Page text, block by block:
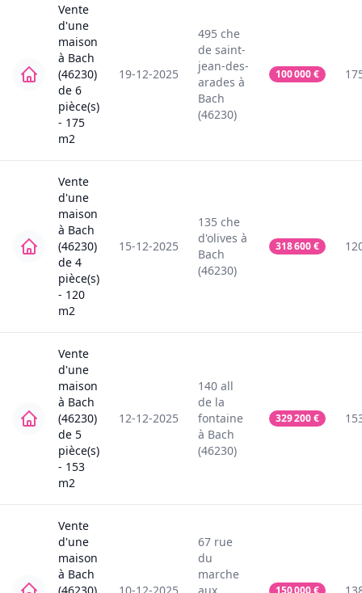
Vente
d'une
maison
à Bach
(46230)
de 6
pièce(s)
- 175
m2
19-12-2025
495 che
de saint-
jean-des-
arades à
Bach
(46230)
100 000€
Vente
d'une
maison
à Bach
(46230)
de 4
pièce(s)
- 120
m2
15-12-2025
135 che
d'olives à
Bach
(46230)
318 600€
Vente
d'une
maison
à Bach
(46230)
de 5
pièce(s)
- 153
m2
12-12-2025
140 all
de la
fontaine
à Bach
(46230)
329 200€
Vente
d'une
maison
à Bach
67 rue
du
marche